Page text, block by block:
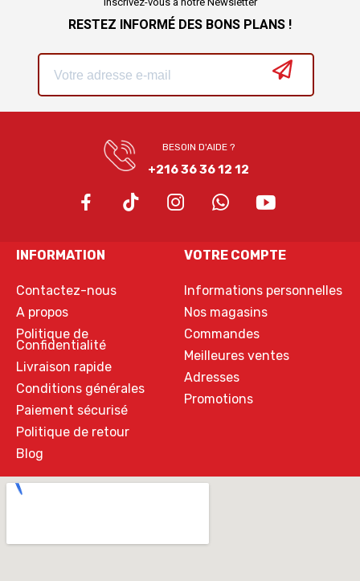
RESTEZ INFORMÉ DES BONS PLANS !
BESOIN D'AIDE ?
+216 36 36 12 12
INFORMATION
Contactez-nous
A propos
Politique de
Confidentialité
Livraison rapide
Conditions générales
Paiement sécurisé
Politique de retour
Blog
VOTRE COMPTE
Informations personnelles
Nos magasins
Commandes
Meilleures ventes
Adresses
Promotions